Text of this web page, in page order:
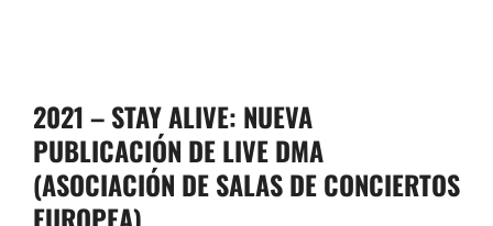
2021 – STAY ALIVE: NUEVA
PUBLICACIÓN DE LIVE DMA
(ASOCIACIÓN DE SALAS DE CONCIERTOS
EUROPEA)